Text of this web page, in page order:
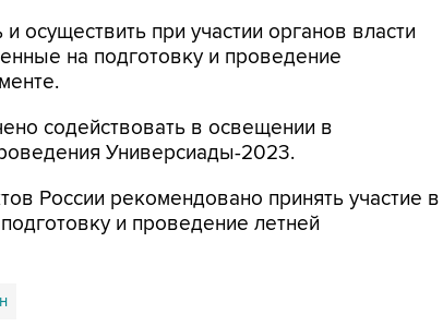
осуществить при участии органов власти
на подготовку и проведение
содействовать в освещении в
Универсиады-2023.
России рекомендовано принять участие в
и проведение летней